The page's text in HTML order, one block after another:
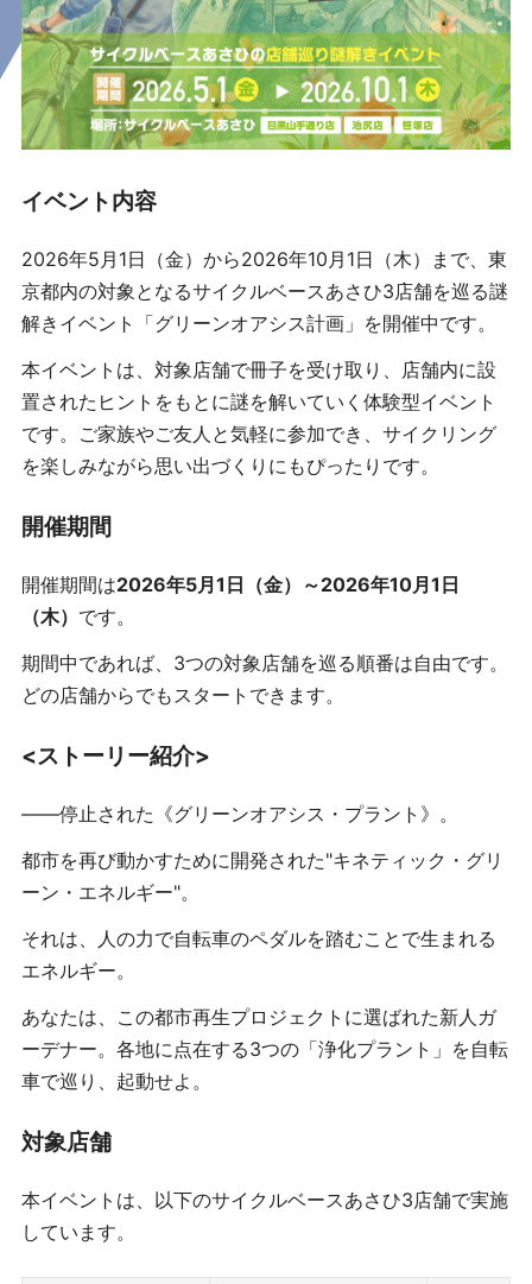
イベント内容
2026年5月1日（金）から2026年10月1日（木）まで、東
京都内の対象となるサイクルベースあさひ3店舗を巡る謎
解きイベント「グリーンオアシス計画」を開催中です。
本イベントは、対象店舗で冊子を受け取り、店舗内に設
置されたヒントをもとに謎を解いていく体験型イベント
です。ご家族やご友人と気軽に参加でき、サイクリング
を楽しみながら思い出づくりにもぴったりです。
開催期間
開催期間は2026年5月1日（金）～2026年10月1日
（木） です。
期間中であれば、3つの対象店舗を巡る順番は自由です。
どの店舗からでもスタートできます。
<ストーリー紹介>
――停止された《グリーンオアシス・プラント》。
都市を再び動かすために開発された"キネティック・グリ
ーン・エネルギー"。
それは、人の力で自転車のペダルを踏むことで生まれる
エネルギー。
あなたは、この都市再生プロジェクトに選ばれた新人ガ
ーデナー。各地に点在する3つの「浄化プラント」を自転
車で巡り、起動せよ。
対象店舗
本イベントは、以下のサイクルベースあさひ3店舗で実施
しています。